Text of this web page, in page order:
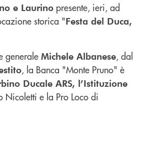
e Laurino presente, ieri, ad
storica "Festa del Duca,
generale Michele Albanese, dal
, la Banca "Monte Pruno" è
Ducale ARS, l’Istituzione
Nicoletti e la Pro Loco di